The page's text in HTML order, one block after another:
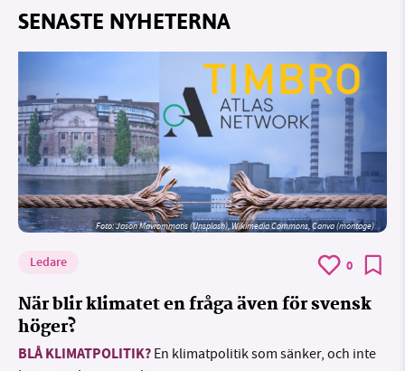
SENASTE NYHETERNA
Foto: Jason Mavrommatis (Unsplash), Wikimedia Commons, Canva (montage)
Ledare 0
När blir klimatet en fråga även för svensk
höger?
BLÅ KLIMATPOLITIK? En klimatpolitik som sänker, och inte